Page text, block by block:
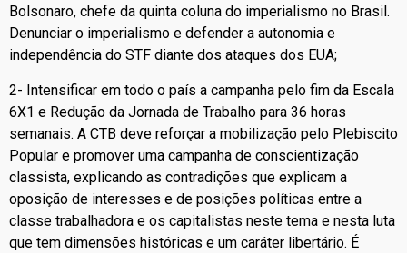
Bolsonaro, chefe da quinta coluna do imperialismo no Brasil.
Denunciar o imperialismo e defender a autonomia e
independência do STF diante dos ataques dos EUA;
2- Intensificar em todo o país a campanha pelo fim da Escala
6X1 e Redução da Jornada de Trabalho para 36 horas
semanais. A CTB deve reforçar a mobilização pelo Plebiscito
Popular e promover uma campanha de conscientização
classista, explicando as contradições que explicam a
oposição de interesses e de posições políticas entre a
classe trabalhadora e os capitalistas neste tema e nesta luta
que tem dimensões históricas e um caráter libertário. É